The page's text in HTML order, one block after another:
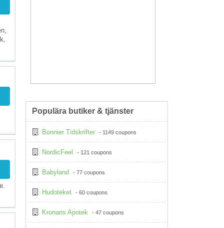
Populära butiker & tjänster
Bonnier Tidskrifter - 1149 coupons
NordicFeel - 121 coupons
Babyland - 77 coupons
Hudoteket - 60 coupons
Kronans Apotek - 47 coupons